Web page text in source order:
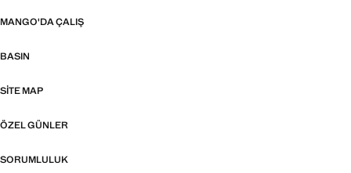
MANGO'DA ÇALIŞ
BASIN
SITE MAP
ÖZEL GÜNLER
SORUMLULUK